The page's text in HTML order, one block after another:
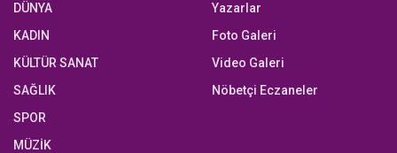
DÜNYA
KADIN
KÜLTÜR SANAT
SAĞLIK
SPOR
MÜZİK
Yazarlar
Foto Galeri
Video Galeri
Nöbetçi Eczaneler